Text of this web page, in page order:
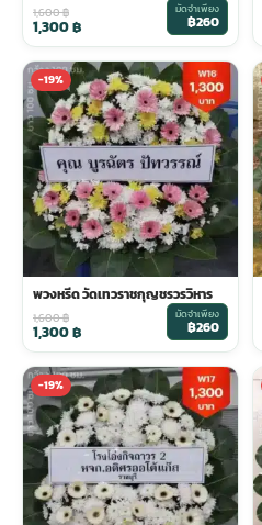
1,600฿
1,300฿
มัดจำเพียง
฿260
-19%
พวงหรีด วัดเทวราชกุญชรวรวิหาร
1,600฿
1,300฿
มัดจำเพียง
฿260
-19%